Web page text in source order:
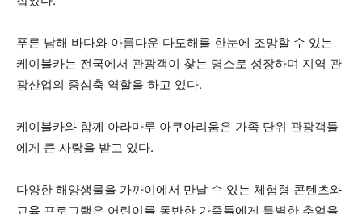
푸른 남해 바다와 아름다운 다도해를 한눈에 조망할 수 있는
케이블카는 전국에서 관광객이 찾는 명소로 성장하며 지역 관
광산업의 중심축 역할을 하고 있다.
케이블카와 함께 아라마루 아쿠아리움은 가족 단위 관광객들
에게 큰 사랑을 받고 있다.
다양한 해양생물을 가까이에서 만날 수 있는 체험형 콘텐츠와
교육 프로그램은 어린이를 동반한 가족들에게 특별한 추억을